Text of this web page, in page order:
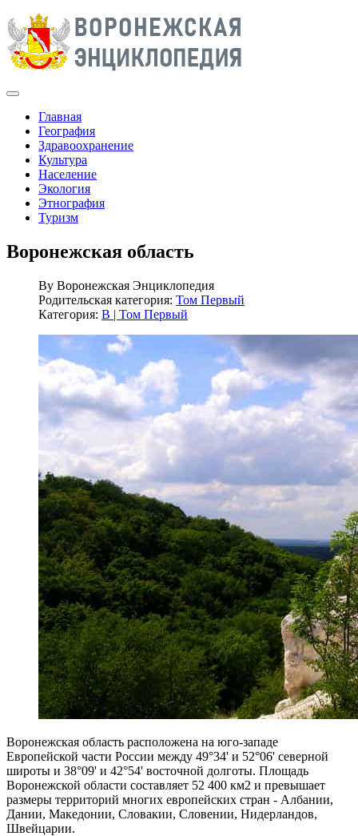
Главная
География
Здравоохранение
Культура
Население
Экология
Этнография
Туризм
Воронежская область
By Воронежская Энциклопедия
Родительская категория: Том Первый
Категория: В | Том Первый
Воронежская область расположена на юго-западе
Европейской части России между 49°34' и 52°06' северной
широты и 38°09' и 42°54' восточной долготы. Площадь
Воронежской области составляет 52 400 км2 и превышает
размеры территорий многих европейских стран - Албании,
Дании, Македонии, Словакии, Словении, Нидерландов,
Швейцарии.